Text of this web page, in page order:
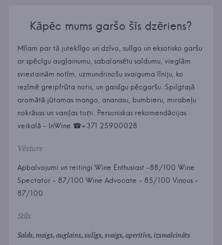
Kāpēc mums garšo šīs dzēriens?
Mīlam par tā juteklīgo un dzīvo, sulīgo un eksotisko garšu
ar spēcīgu augļainumu, sabalansētu saldumu, vieglām
sviestainām notīm, uzmundrinošu svaiguma līniju, ko
iezīmē greipfrūta notis, un gaisīgu pēcgaršu. Spilgtajā
aromātā jūtamas mango, ananasu, bumbieru, mirabeļu
nokrāsas un vaniļas toņi. Personiskas rekomendācijas
veikalā - InWine ☎+371 25900028
Vēsture
Apbalvojumi un reitingi Wine Enthusiast -88/100 Wine
Spectator - 87/100 Wine Advocate - 85/100 Vinous -
87/100
Stils
Salds, maigs, auglains, sulīgs, svaigs, aperitīvs, izsmalcināts